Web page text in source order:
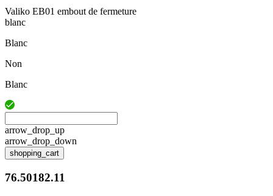
Valiko EB01 embout de fermeture
blanc
Blanc
Non
Blanc
arrow_drop_up
arrow_drop_down
shopping_cart
76.50182.11